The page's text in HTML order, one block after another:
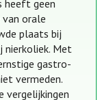
heeft geen
orale
plaats bij
nierkoliek. Met
gastro-
vermeden.
vergelijkingen